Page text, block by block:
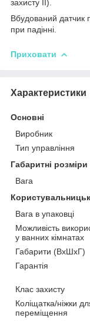
захисту II).
Вбудований датчик
при падінні.
Приховати
Характеристики
Основні
Виробник
Тип управління
Габаритні розміри
Вага
Вага в упаковці
Можливість
у ванних кімнатах
Габарити (ВхШхГ)
Гарантія
Клас захисту
Коліщатка/ніжки
переміщення